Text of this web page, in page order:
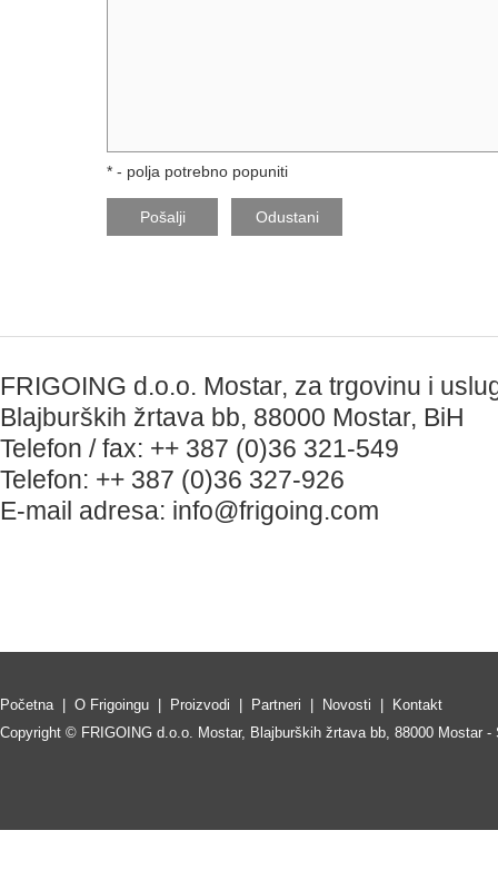
* - polja potrebno popuniti
FRIGOING d.o.o. Mostar, za trgovinu i
Blajburških žrtava bb, 88000 Mostar, BiH
Telefon / fax: ++ 387 (0)36 321-549
Telefon: ++ 387 (0)36 327-926
E-mail adresa: info@frigoing.com
Početna| O Frigoingu Proizvodi Partneri Novosti
Kontakt
Copyright © FRIGOING d.o.o. Mostar, Blajburških žrtava bb, 88000 Mostar -